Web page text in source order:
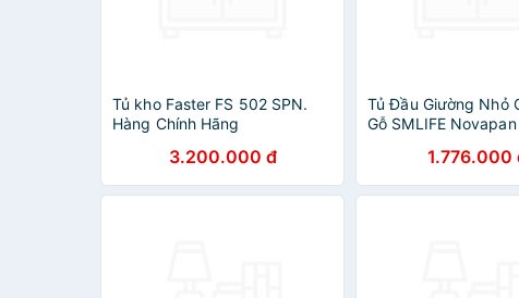
Tủ kho Faster FS 502 SPN.
Hàng Chính Hãng
3.200.000 đ
Tủ Đầu Giường Nhỏ
Gỗ SMLIFE Novapan
1.776.000